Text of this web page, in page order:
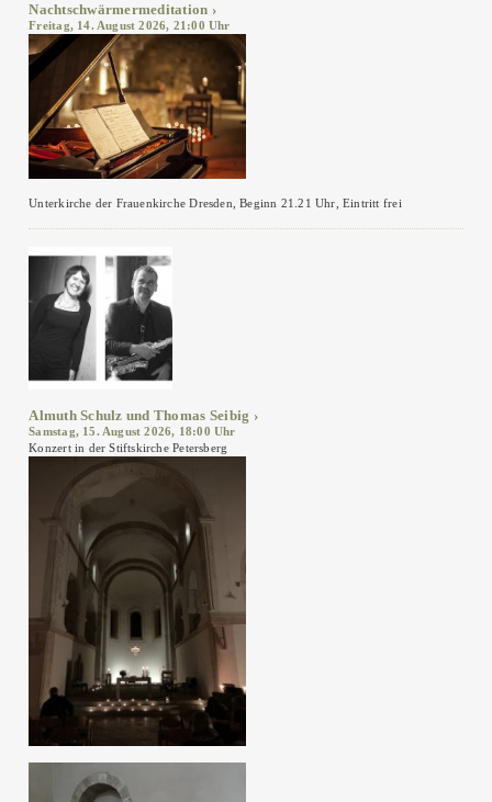
Nachtschwärmermeditation
Freitag, 14. August 2026, 21:00 Uhr
Unterkirche der Frauenkirche Dresden, Beginn 21.21 Uhr, Eintritt frei
Almuth Schulz und Thomas Seibig
Samstag, 15. August 2026, 18:00 Uhr
Konzert in der Stiftskirche Petersberg